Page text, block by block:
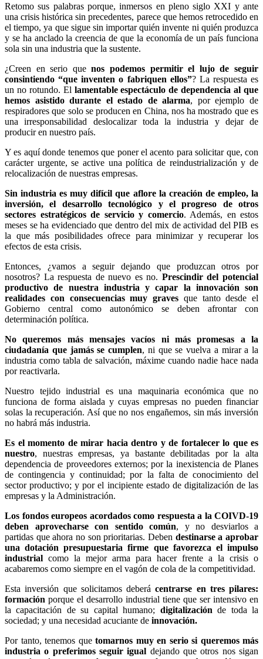
Retomo sus palabras porque, inmersos en pleno siglo XXI y ante
una crisis histórica sin precedentes, parece que hemos retrocedido en
el tiempo, ya que sigue sin importar quién invente ni quién produzca
y se ha anclado la creencia de que la economía de un país funciona
sola sin una industria que la sustente.
¿Creen en serio quenos podemos permitir el lujo de seguir
consintiendo “que inventen o fabriquen ellos”? La respuesta es
un no rotundo. El lamentable espectáculo de dependencia al que
hemos asistido durante el estado de alarma, por ejemplo de
respiradores que solo se producen en China, nos ha mostrado que es
una irresponsabilidad deslocalizar toda la industria y dejar de
producir en nuestro país.
Y es aquí donde tenemos que poner el acento para solicitar que, con
carácter urgente, se active una política de reindustrialización y de
relocalización de nuestras empresas.
Sin industria es muy difícil que aflore la creación de empleo, la
inversión, el desarrollo tecnológico y el progreso de otros
sectores estratégicos de servicio y comercio. Además, en estos
meses se ha evidenciado que dentro del mix de actividad del PIB es
la que más posibilidades ofrece para minimizar y recuperar los
efectos de esta crisis.
Entonces, ¿vamos a seguir dejando que produzcan otros por
nosotros? La respuesta de nuevo es no. Prescindir del potencial
productivo de nuestra industria y capar la innovación son
realidades con consecuencias muy graves que tanto desde el
Gobierno central como autonómico se deben afrontar con
determinación política.
No queremos más mensajes vacíos ni más promesas a la
ciudadanía que jamás se cumplen, ni que se vuelva a mirar a la
industria como tabla de salvación, máxime cuando nadie hace nada
por reactivarla.
Nuestro tejido industrial es una maquinaria económica que no
funciona de forma aislada y cuyas empresas no pueden financiar
solas la recuperación. Así que no nos engañemos, sin más inversión
no habrá más industria.
Es el momento de mirar hacia dentro y de fortalecer lo que es
nuestro, nuestras empresas, ya bastante debilitadas por la alta
dependencia de proveedores externos; por la inexistencia de Planes
de contingencia y continuidad; por la falta de conocimiento del
sector productivo; y por el incipiente estado de digitalización de las
empresas y la Administración.
Los fondos europeos acordados como respuesta a la COIVD-19
deben aprovecharse con sentido común, y no desviarlos a
partidas que ahora no son prioritarias. Deben destinarse a aprobar
una dotación presupuestaria firme que favorezca el impulso
industrial como la mejor arma para hacer frente a la crisis o
acabaremos como siempre en el vagón de cola de la competitividad.
Esta inversión que solicitamos deberácentrarse en tres pilares:
formación porque el desarrollo industrial tiene que ser intensivo en
la capacitación de su capital humano; digitalización de toda la
sociedad; y una necesidad acuciante de innovación.
Por tanto, tenemos que tomarnos muy en serio si queremos más
industria o preferimos seguir igual dejando que otros nos sigan